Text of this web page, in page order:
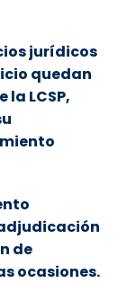
jurídicos
quedan
LCSP,
de
ocasiones.